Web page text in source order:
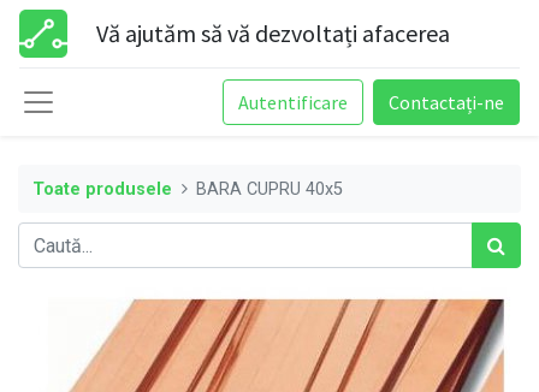
Vă ajutăm să vă dezvoltați afacerea
Autentificare Contactați-ne
Toate produsele BARA CUPRU 40x5